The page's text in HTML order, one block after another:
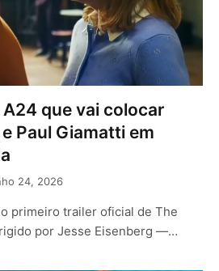
que vai colocar
Paul Giamatti em
24, 2026
primeiro trailer oficial de The
por Jesse Eisenberg —…